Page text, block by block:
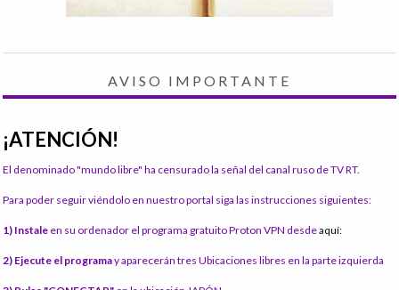
AVISO IMPORTANTE
¡ATENCIÓN!
El denominado "mundo libre" ha censurado la señal del canal ruso de TV RT.
Para poder seguir viéndolo en nuestro portal siga las instrucciones siguientes:
1) Instale en su ordenador el programa gratuito Proton VPN desdeaquí:
2) Ejecute el programay aparecerán tres Ubicaciones libres en la parte izquierda